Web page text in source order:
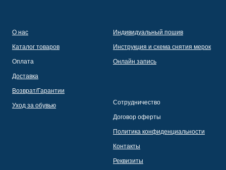
О нас
Каталог товаров
Оплата
Доставка
Возврат/Гарантии
Уход за обувью
Индивидуальный пошив
Инструкция и схема снятия мерок
Онлайн запись
Сотрудничество
Договор оферты
Политика конфиденциальности
Контакты
Реквизиты